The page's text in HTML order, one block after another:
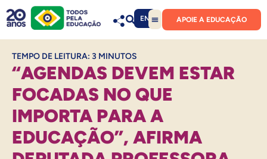
EN APOIE A EDUCAÇÃO
TEMPO DE LEITURA: 3 MINUTOS
“AGENDAS DEVEM ESTAR
FOCADAS NO QUE
IMPORTA PARA A
EDUCAÇÃO”, AFIRMA